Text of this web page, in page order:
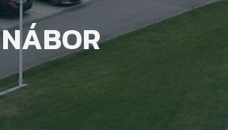
NÁBOR